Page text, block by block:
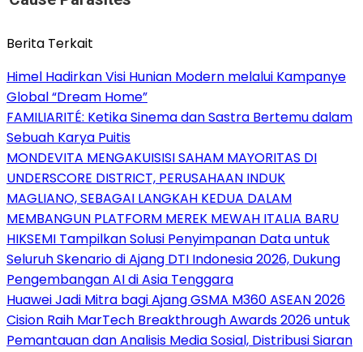
Berita Terkait
Himel Hadirkan Visi Hunian Modern melalui Kampanye
Global “Dream Home”
FAMILIARITÉ: Ketika Sinema dan Sastra Bertemu dalam
Sebuah Karya Puitis
MONDEVITA MENGAKUISISI SAHAM MAYORITAS DI
UNDERSCORE DISTRICT, PERUSAHAAN INDUK
MAGLIANO, SEBAGAI LANGKAH KEDUA DALAM
MEMBANGUN PLATFORM MEREK MEWAH ITALIA BARU
HIKSEMI Tampilkan Solusi Penyimpanan Data untuk
Seluruh Skenario di Ajang DTI Indonesia 2026, Dukung
Pengembangan AI di Asia Tenggara
Huawei Jadi Mitra bagi Ajang GSMA M360 ASEAN 2026
Cision Raih MarTech Breakthrough Awards 2026 untuk
Pemantauan dan Analisis Media Sosial, Distribusi Siaran